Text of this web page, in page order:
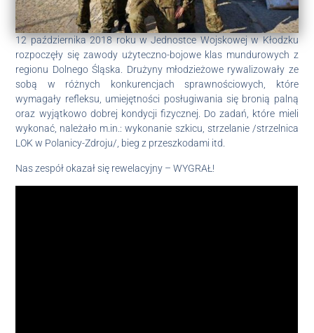
12 października 2018 roku w Jednostce Wojskowej w Kłodzku
rozpoczęły się zawody użyteczno-bojowe klas mundurowych z
regionu Dolnego Śląska. Drużyny młodzieżowe rywalizowały ze
sobą w różnych konkurencjach sprawnościowych, które
wymagały refleksu, umiejętności posługiwania się bronią palną
oraz wyjątkowo dobrej kondycji fizycznej. Do zadań, które mieli
wykonać, należało m.in.: wykonanie szkicu, strzelanie /strzelnica
LOK w Polanicy-Zdroju/, bieg z przeszkodami itd.
Nas zespół okazał się rewelacyjny – WYGRAŁ!